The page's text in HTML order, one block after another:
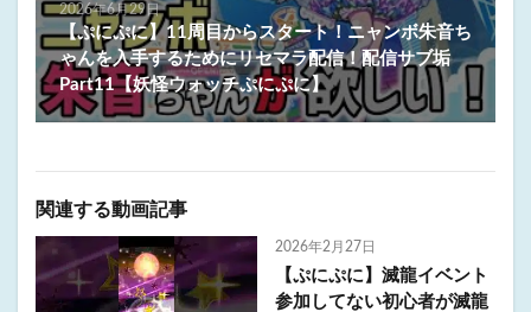
2026年6月29日
【ぷにぷに】11周目からスタート！ニャンボ朱音ち
ゃんを入手するためにリセマラ配信！配信サブ垢
Part11【妖怪ウォッチぷにぷに】
関連する動画記事
2026年2月27日
【ぷにぷに】滅龍イベント
参加してない初心者が滅龍